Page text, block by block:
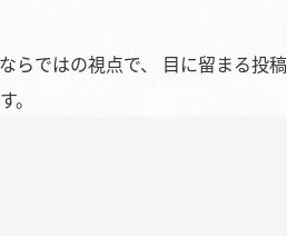
らではの視点で、 目に留まる投稿
。